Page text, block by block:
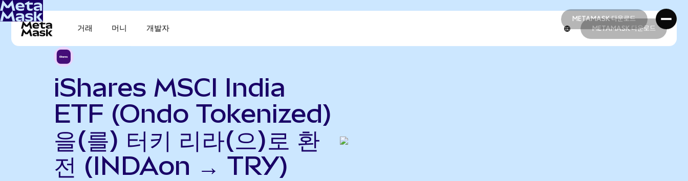
METAMASK 다운로드
METAMASK 다운로드
거래 머니 개발자 METAMASK 다운로드
iShares MSCI India
ETF (Ondo Tokenized)
을(를) 터키 리라(으)로 환
전 (INDAon → TRY)